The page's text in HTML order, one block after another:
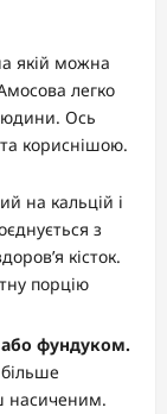
якій можна
легко
Ось
та кориснішою.
на кальцій і
з
кісток.
порцію
або фундуком.
насиченим.